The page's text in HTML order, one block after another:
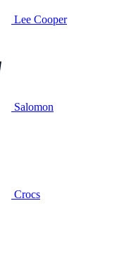
Lee Cooper
Salomon
Crocs